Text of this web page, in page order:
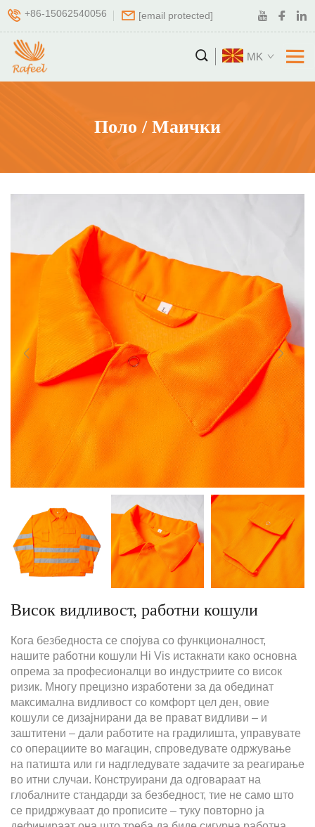
+86-15062540056 [email protected]
MK
Поло / Маички
Висок видливост, работни кошули
Кога безбедноста се спојува со функционалност,
нашите работни кошули Hi Vis истакнати како основна
опрема за професионалци во индустриите со висок
ризик. Многу прецизно изработени за да обединат
максимална видливост со комфорт цел ден, овие
кошули се дизајнирани да ве прават видливи – и
заштитени – дали работите на градилишта, управувате
со операциите во магацин, спроведувате одржување
на патишта или ги надгледувате задачите за реагирање
во итни случаи. Конструирани да одговараат на
глобалните стандарди за безбедност, тие не само што
се придржуваат до прописите – туку повторно ја